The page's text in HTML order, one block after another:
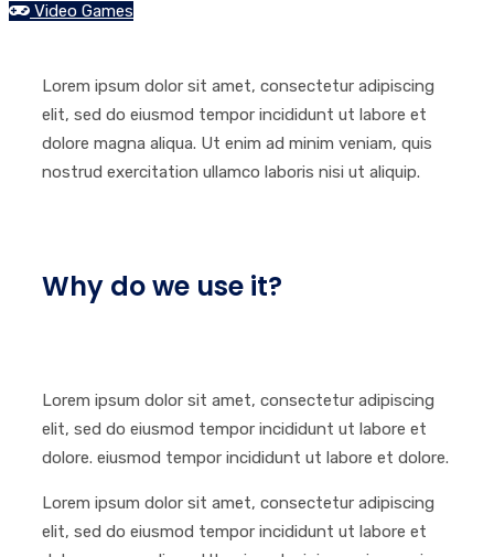
Video Games
Lorem ipsum dolor sit amet, consectetur adipiscing
elit, sed do eiusmod tempor incididunt ut labore et
dolore magna aliqua. Ut enim ad minim veniam, quis
nostrud exercitation ullamco laboris nisi ut aliquip.
Why do we use it?
Lorem ipsum dolor sit amet, consectetur adipiscing
elit, sed do eiusmod tempor incididunt ut labore et
dolore. eiusmod tempor incididunt ut labore et dolore.
Lorem ipsum dolor sit amet, consectetur adipiscing
elit, sed do eiusmod tempor incididunt ut labore et